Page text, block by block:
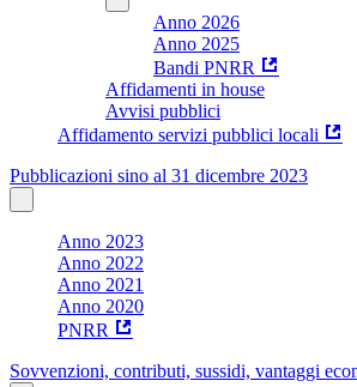
Anno 2026
Anno 2025
Bandi PNRR
Affidamenti in house
Avvisi pubblici
Affidamento servizi pubblici locali
Pubblicazioni sino al 31 dicembre 2023
Anno 2023
Anno 2022
Anno 2021
Anno 2020
PNRR
Sovvenzioni, contributi, sussidi, vantaggi